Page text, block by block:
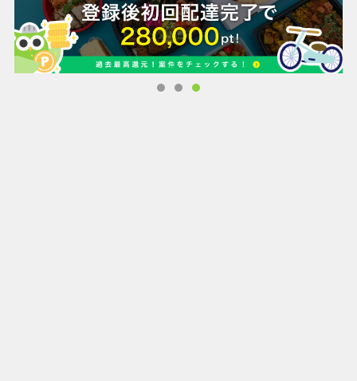
サイズは「Aカップ〜Iカップ」まで品揃え。自分のサイズが
見つからない。
可愛い下着が無いというお悩みも解消。
脇肉を寄せ上げて日中からバストケアを行える機能性抜群の